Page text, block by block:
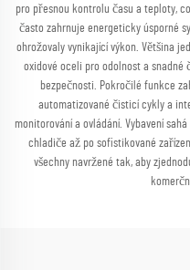
pro přesnou kontrolu času a teploty,
často zahrnuje energeticky úsporné
ohrožovaly vynikající výkon. Většina
oxidové oceli pro odolnost a snadné
bezpečnosti. Pokročilé funkce
automatizované čisticí cykly a
monitorování a ovládání. Vybavení
chladiče až po sofistikované
všechny navržené tak, aby